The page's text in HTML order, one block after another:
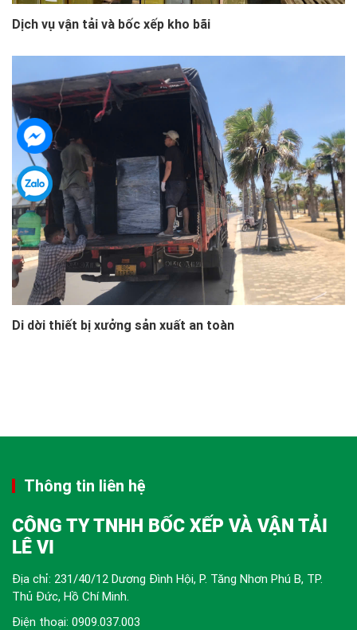
Dịch vụ vận tải và bốc xếp kho bãi
Di dời thiết bị xưởng sản xuất an toàn
Thông tin liên hệ
CÔNG TY TNHH BỐC XẾP VÀ VẬN TẢI
LÊ VI
Địa chỉ: 231/40/12 Dương Đình Hội, P. Tăng Nhơn Phú B, TP.
Thủ Đức, Hồ Chí Minh.
Điện thoại: 0909.037.003